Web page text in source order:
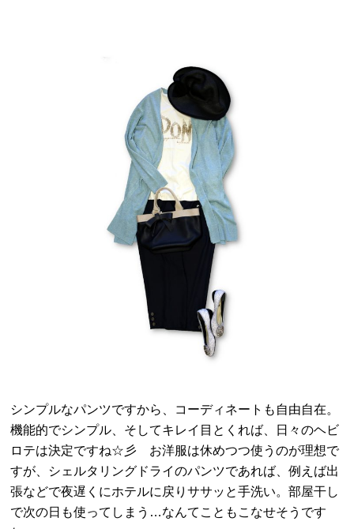
シンプルなパンツですから、コーディネートも自由自在。
機能的でシンプル、そしてキレイ目とくれば、日々のヘビ
ロテは決定ですね☆彡 お洋服は休めつつ使うのが理想で
すが、シェルタリングドライのパンツであれば、例えば出
張などで夜遅くにホテルに戻りササッと手洗い。部屋干し
で次の日も使ってしまう…なんてこともこなせそうです